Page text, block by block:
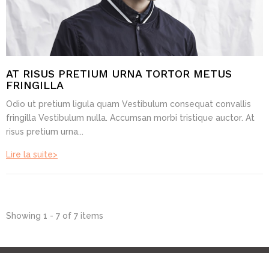
AT RISUS PRETIUM URNA TORTOR METUS
FRINGILLA
Odio ut pretium ligula quam Vestibulum consequat convallis
fringilla Vestibulum nulla. Accumsan morbi tristique auctor. At
risus pretium urna...
Lire la suite>
Showing 1 - 7 of 7 items